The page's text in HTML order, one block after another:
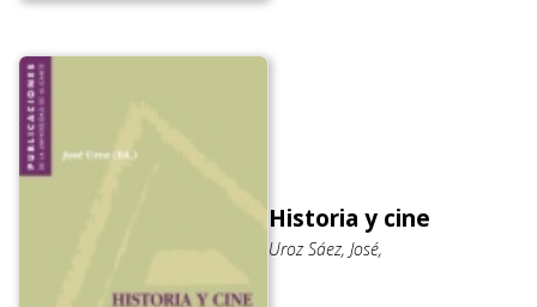
Historia y cine
Uroz Sáez, José,